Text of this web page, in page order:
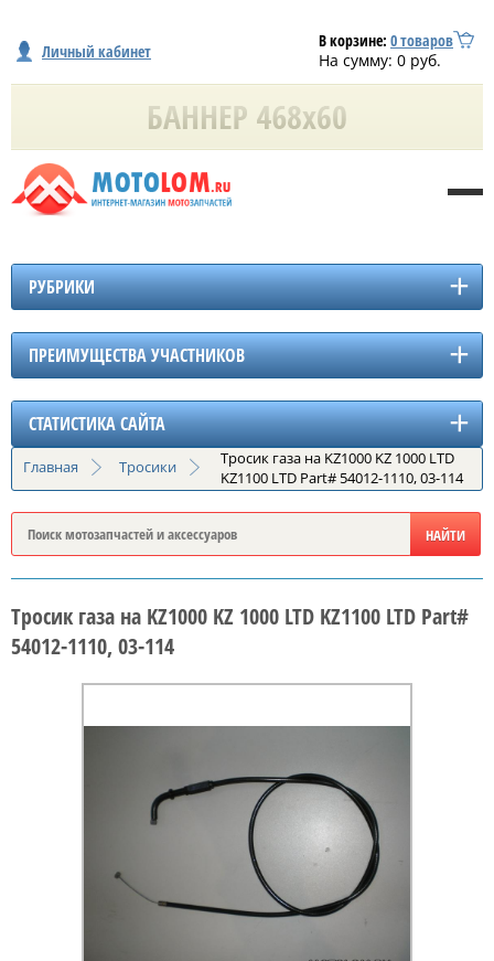
Личный кабинет В корзине: 0товаров
На сумму: 0 руб.
РУБРИКИ
ПРЕИМУЩЕСТВА УЧАСТНИКОВ
СТАТИСТИКА САЙТА
Главная Тросики
Тросик газа на KZ1000 KZ 1000 LTD
KZ1100 LTD Part# 54012-1110, 03-114
Тросик газа на KZ1000 KZ 1000 LTD KZ1100 LTD Part#
54012-1110, 03-114